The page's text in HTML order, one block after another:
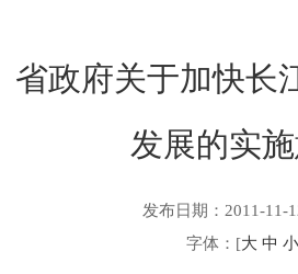
省政府关于加快长
发展的实
发布日期：2011-11-
字体：[大 中 小